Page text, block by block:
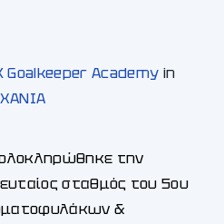
Goalkeeper Academy in
ΧΑΝΙA
την
σταθμός του 5ου
&